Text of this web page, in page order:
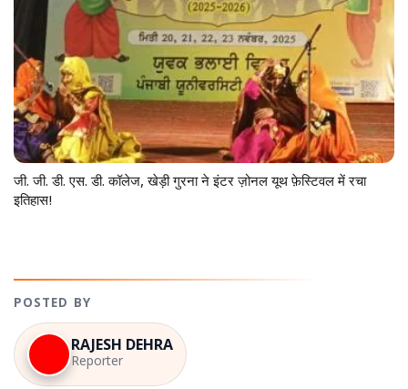
जी. जी. डी. एस. डी. कॉलेज, खेड़ी गुरना ने इंटर ज़ोनल यूथ फ़ेस्टिवल में रचा
इतिहास!
POSTED BY
RAJESH DEHRA
Reporter